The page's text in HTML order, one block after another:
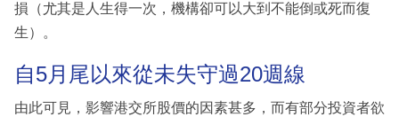
損（尤其是人生得一次，機構卻可以大到不能倒或死而復
生）。
自5月尾以來從未失守過20週線
由此可見，影響港交所股價的因素甚多，而有部分投資者欲